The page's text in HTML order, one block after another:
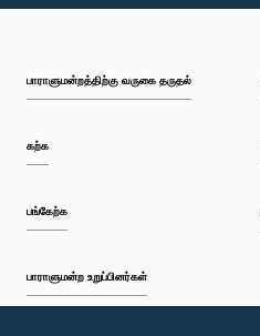
பாராளுமன்றத்திற்கு வருகை தருதல்
கற்க
பங்கேற்க
பாராளுமன்ற உறுப்பினர்கள்